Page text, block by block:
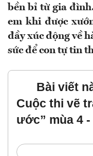
bền bỉ từ gia
em khi được
đầy xúc động về
sức để con tự tin
Bài viết
Cuộc thi vẽ
ước” mùa 4 -